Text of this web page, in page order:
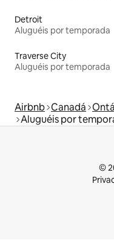
Detroit
Aluguéis por temporada
Traverse City
Aluguéis por temporada
Airbnb Canadá
Aluguéis por
©